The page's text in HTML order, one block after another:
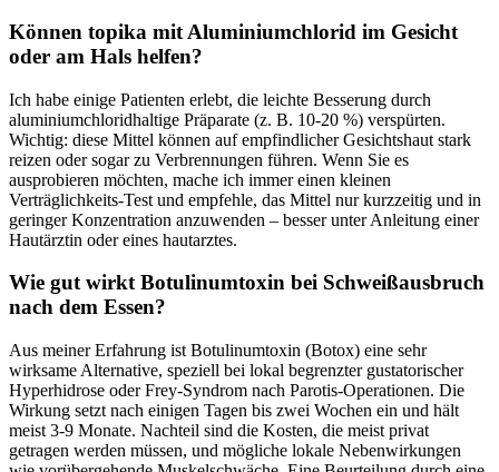
Können⁣ topika mit Aluminiumchlorid im ⁢Gesicht‌
oder am​ Hals helfen?
Ich⁤ habe einige Patienten erlebt, die leichte Besserung​ durch
aluminiumchloridhaltige​ Präparate (z.⁤ B. 10-20 %) verspürten.
Wichtig: diese ​Mittel können ‍auf empfindlicher ‌Gesichtshaut ⁢stark
reizen oder sogar zu Verbrennungen führen. Wenn⁣ Sie es⁣
ausprobieren möchten, mache‍ ich⁤ immer einen ⁤kleinen
Verträglichkeits-Test und empfehle, das Mittel⁢ nur kurzzeitig und in
geringer​ Konzentration⁢ anzuwenden – besser unter Anleitung‍ einer
Hautärztin oder ⁢eines hautarztes.
Wie ​gut wirkt Botulinumtoxin bei Schweißausbruch
nach dem Essen?
Aus⁤ meiner Erfahrung ist⁤ Botulinumtoxin​ (Botox) eine sehr
wirksame Alternative, speziell bei lokal begrenzter gustatorischer
Hyperhidrose oder Frey-Syndrom nach Parotis-Operationen. Die
Wirkung setzt ⁣nach einigen Tagen bis ⁢zwei Wochen ein und ⁤hält
meist 3-9 Monate. Nachteil sind die ⁤Kosten, die⁢ meist privat
getragen ‌werden​ müssen, und mögliche lokale Nebenwirkungen